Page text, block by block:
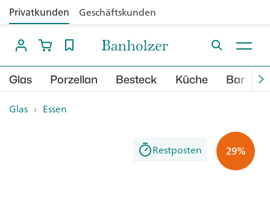
Privatkunden Geschäftskunden
Glas Porzellan Besteck Küche Bar
Glas › Essen
29%
Restposten